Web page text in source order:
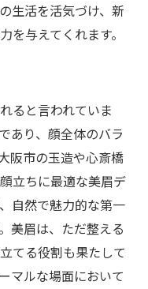
生活を活気づけ、新
を与えてくれます。
ると言われていま
あり、顔全体のバラ
阪市の玉造や心斎橋
立ちに最適な美眉デ
自然で魅力的な第一
美眉は、ただ整える
てる役割も果たして
マルな場面において